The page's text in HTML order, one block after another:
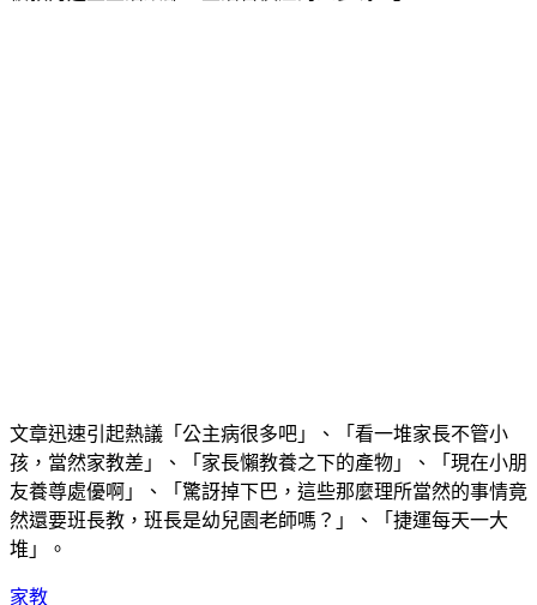
孩，當然家教差」、「家長懶教養之下的產物」、「現在小朋
友養尊處優啊」、「驚訝掉下巴，這些那麼理所當然的事情竟
然還要班長教，班長是幼兒園老師嗎？」、「捷運每天一大
堆」。
打噴嚏